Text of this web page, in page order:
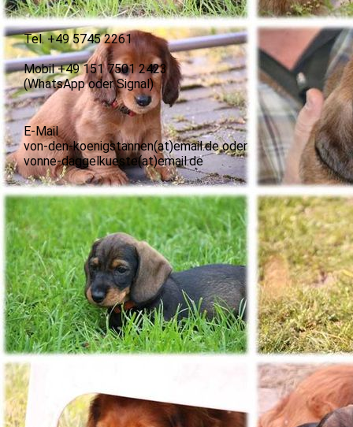
Tel. +49 5745 2261
Mobil +49 151 7501 2423
(WhatsApp oder Signal)
E-Mail
von-den-koenigstannen(at)email.de oder
vonne-daggelkueste(at)email.de